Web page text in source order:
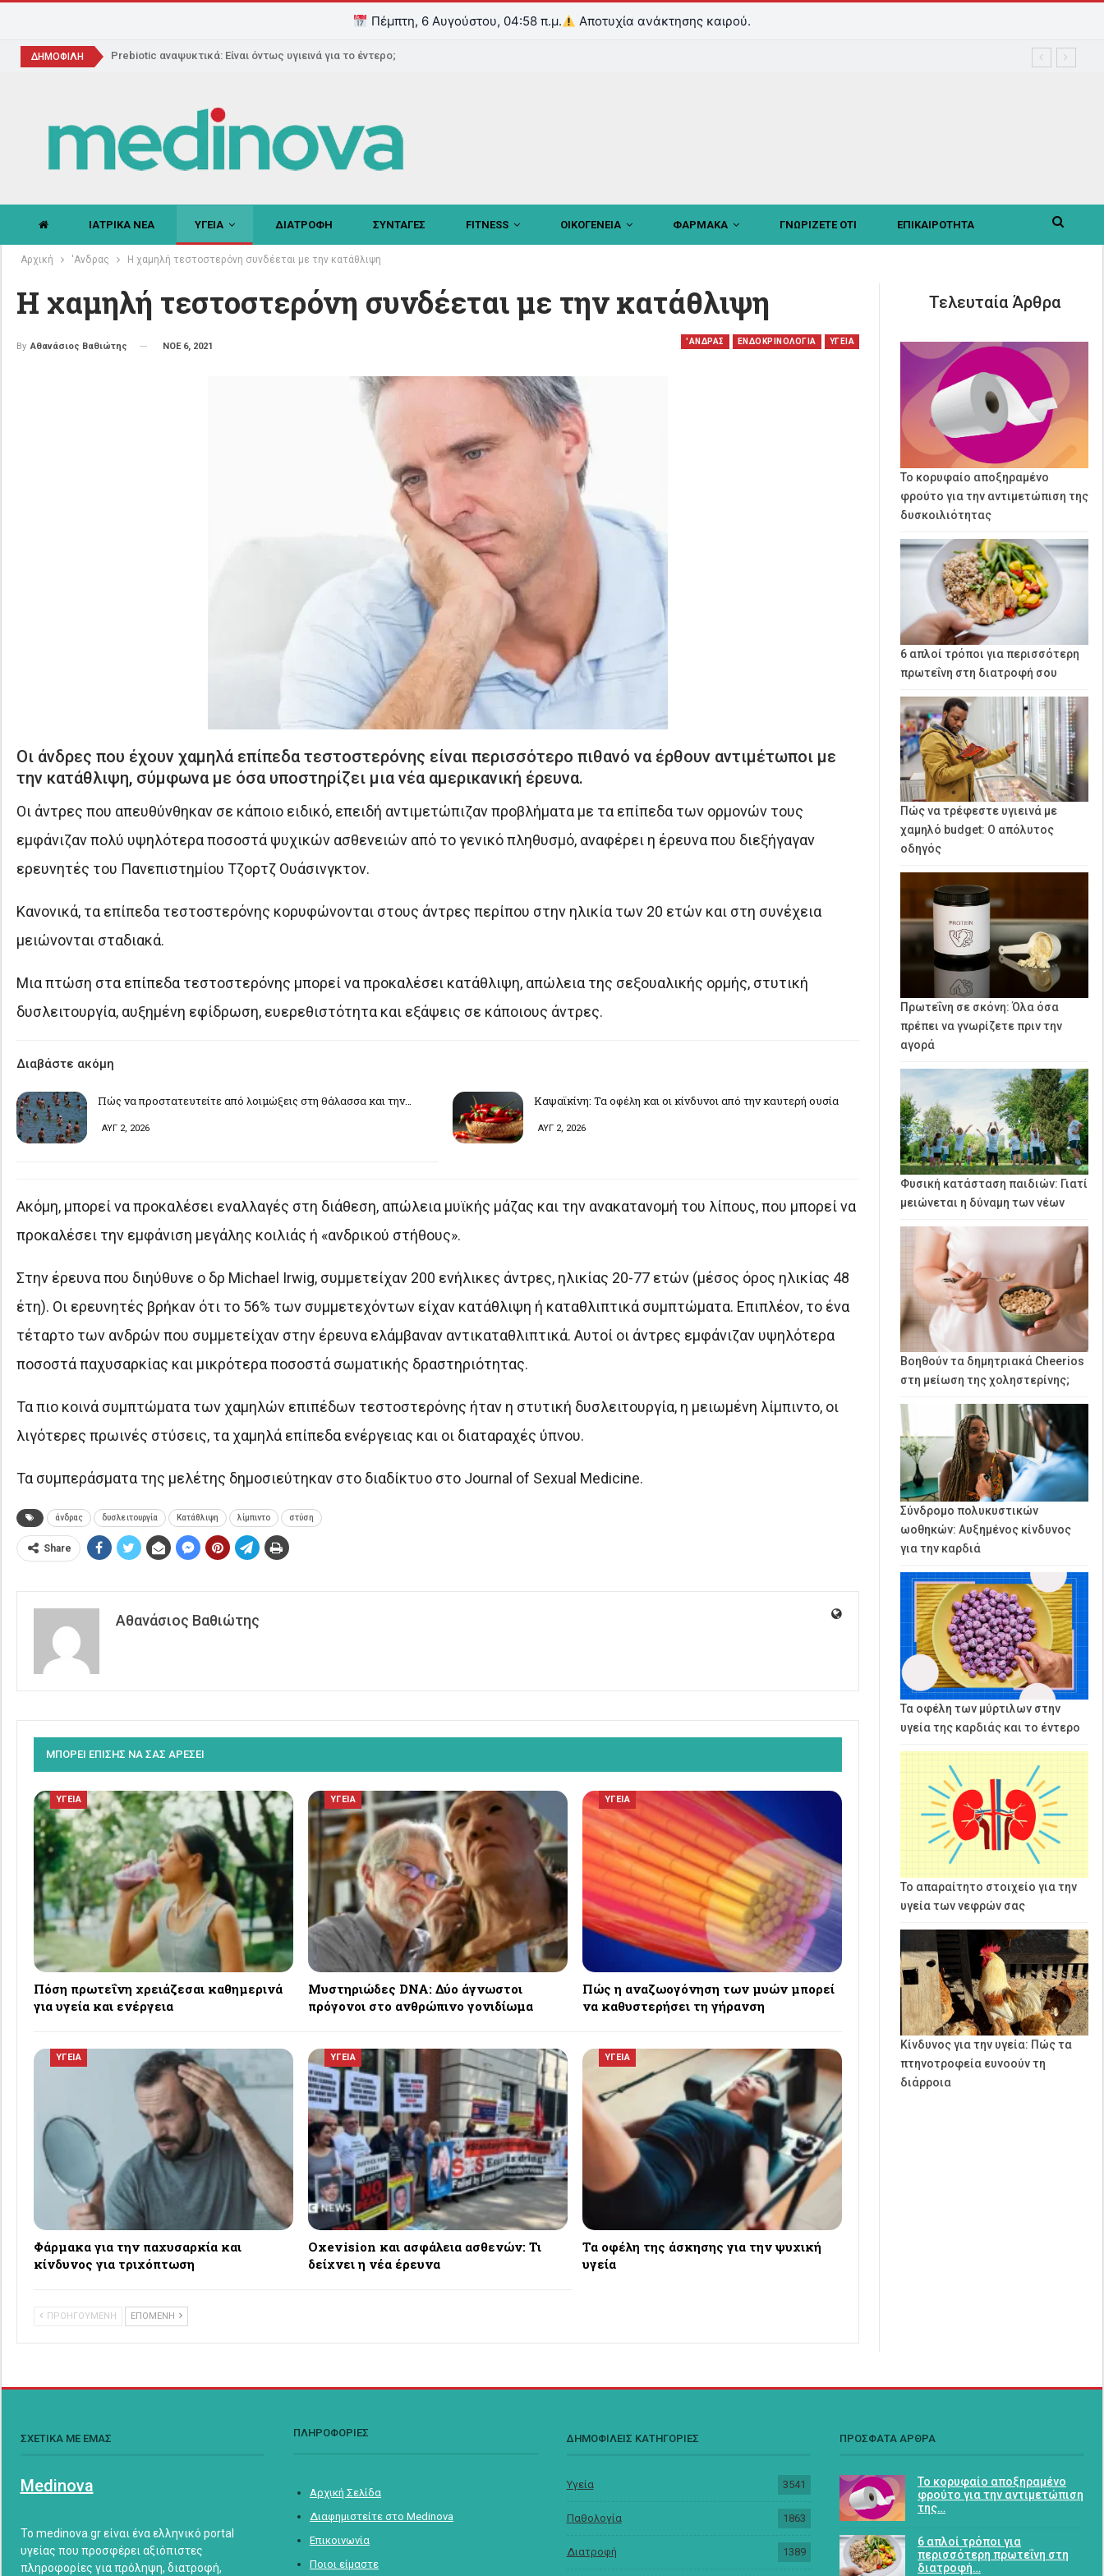
Πέμπτη, 6 Αυγούστου, 04:58 π.μ. Αποτυχία ανάκτησης καιρού.
ΔΗΜΟΦΙΛΗ Prebiotic αναψυκτικά: Είναι όντως υγιεινά για το έντερο;
ΙΑΤΡΙΚΑ ΝΕΑ ΥΓΕΙΑ ΔΙΑΤΡΟΦΗ ΣΥΝΤΑΓΕΣ FITNESS ΟΙΚΟΓΕΝΕΙΑ ΦΑΡΜΑΚΑ ΓΝΩΡΙΖΕΤΕ ΟΤΙ ΕΠΙΚΑΙΡΟΤΗΤΑ
Αρχική 'Ανδρας Η χαμηλή τεστοστερόνη συνδέεται με την κατάθλιψη
Η χαμηλή τεστοστερόνη συνδέεται με την κατάθλιψη
'ΑΝΔΡΑΣ ΕΝΔΟΚΡΙΝΟΛΟΓΙΑ ΥΓΕΙΑ
By Αθανάσιος Βαθιώτης ΝΟΕ 6, 2021
Οι άνδρες που έχουν χαμηλά επίπεδα τεστοστερόνης είναι περισσότερο πιθανό να έρθουν αντιμέτωποι με
την κατάθλιψη, σύμφωνα με όσα υποστηρίζει μια νέα αμερικανική έρευνα.
Οι άντρες που απευθύνθηκαν σε κάποιο ειδικό, επειδή αντιμετώπιζαν προβλήματα με τα επίπεδα των ορμονών τους
εμφάνιζαν πολύ υψηλότερα ποσοστά ψυχικών ασθενειών από το γενικό πληθυσμό, αναφέρει η έρευνα που διεξήγαγαν
ερευνητές του Πανεπιστημίου Τζορτζ Ουάσινγκτον.
Κανονικά, τα επίπεδα τεστοστερόνης κορυφώνονται στους άντρες περίπου στην ηλικία των 20 ετών και στη συνέχεια
μειώνονται σταδιακά.
Μια πτώση στα επίπεδα τεστοστερόνης μπορεί να προκαλέσει κατάθλιψη, απώλεια της σεξουαλικής ορμής, στυτική
δυσλειτουργία, αυξημένη εφίδρωση, ευερεθιστότητα και εξάψεις σε κάποιους άντρες.
Διαβάστε ακόμη
Πώς να προστατευτείτε από λοιμώξεις στη θάλασσα και την…
ΑΥΓ 2, 2026
Καψαϊκίνη: Τα οφέλη και οι κίνδυνοι από την καυτερή ουσία
ΑΥΓ 2, 2026
Ακόμη, μπορεί να προκαλέσει εναλλαγές στη διάθεση, απώλεια μυϊκής μάζας και την ανακατανομή του λίπους, που μπορεί να
προκαλέσει την εμφάνιση μεγάλης κοιλιάς ή «ανδρικού στήθους».
Στην έρευνα που διηύθυνε ο δρ Michael Irwig, συμμετείχαν 200 ενήλικες άντρες, ηλικίας 20-77 ετών (μέσος όρος ηλικίας 48
έτη). Οι ερευνητές βρήκαν ότι το 56% των συμμετεχόντων είχαν κατάθλιψη ή καταθλιπτικά συμπτώματα. Επιπλέον, το ένα
τέταρτο των ανδρών που συμμετείχαν στην έρευνα ελάμβαναν αντικαταθλιπτικά. Αυτοί οι άντρες εμφάνιζαν υψηλότερα
ποσοστά παχυσαρκίας και μικρότερα ποσοστά σωματικής δραστηριότητας.
Τα πιο κοινά συμπτώματα των χαμηλών επιπέδων τεστοστερόνης ήταν η στυτική δυσλειτουργία, η μειωμένη λίμπιντο, οι
λιγότερες πρωινές στύσεις, τα χαμηλά επίπεδα ενέργειας και οι διαταραχές ύπνου.
Τα συμπεράσματα της μελέτης δημοσιεύτηκαν στο διαδίκτυο στο Journal of Sexual Medicine.
άνδρας δυσλειτουργία Κατάθλιψη λίμπιντο στύση
Share
Αθανάσιος Βαθιώτης
ΜΠΟΡΕΙ ΕΠΙΣΗΣ ΝΑ ΣΑΣ ΑΡΕΣΕΙ
ΥΓΕΙΑ
Πόση πρωτεΐνη χρειάζεσαι καθημερινά
για υγεία και ενέργεια
ΥΓΕΙΑ
Μυστηριώδες DNA: Δύο άγνωστοι
πρόγονοι στο ανθρώπινο γονιδίωμα
ΥΓΕΙΑ
Πώς η αναζωογόνηση των μυών μπορεί
να καθυστερήσει τη γήρανση
ΥΓΕΙΑ
Φάρμακα για την παχυσαρκία και
κίνδυνος για τριχόπτωση
ΥΓΕΙΑ
Oxevision και ασφάλεια ασθενών: Τι
δείχνει η νέα έρευνα
ΥΓΕΙΑ
Τα οφέλη της άσκησης για την ψυχική
υγεία
ΠΡΟΗΓΟΥΜΕΝΗ ΕΠΟΜΕΝΗ
Τελευταία Άρθρα
Το κορυφαίο αποξηραμένο
φρούτο για την αντιμετώπιση της
δυσκοιλιότητας
6 απλοί τρόποι για περισσότερη
πρωτεΐνη στη διατροφή σου
Πώς να τρέφεστε υγιεινά με
χαμηλό budget: Ο απόλυτος
οδηγός
Πρωτεΐνη σε σκόνη: Όλα όσα
πρέπει να γνωρίζετε πριν την
αγορά
Φυσική κατάσταση παιδιών: Γιατί
μειώνεται η δύναμη των νέων
Βοηθούν τα δημητριακά Cheerios
στη μείωση της χοληστερίνης;
Σύνδρομο πολυκυστικών
ωοθηκών: Αυξημένος κίνδυνος
για την καρδιά
Τα οφέλη των μύρτιλων στην
υγεία της καρδιάς και το έντερο
Το απαραίτητο στοιχείο για την
υγεία των νεφρών σας
Κίνδυνος για την υγεία: Πώς τα
πτηνοτροφεία ευνοούν τη
διάρροια
ΣΧΕΤΙΚΑ ΜΕ ΕΜΑΣ
Medinova
Το medinova.gr είναι ένα ελληνικό portal
υγείας που προσφέρει αξιόπιστες
πληροφορίες για πρόληψη, διατροφή,
ΠΛΗΡΟΦΟΡΙΕΣ
Αρχική Σελίδα
Διαφημιστείτε στο Medinova
Επικοινωνία
Ποιοι είμαστε
ΔΗΜΟΦΙΛΕΙΣ ΚΑΤΗΓΟΡΙΕΣ
Υγεία 3541
Παθολογία 1863
Διατροφή 1389
ΠΡΟΣΦΑΤΑ ΑΡΘΡΑ
Το κορυφαίο αποξηραμένο
φρούτο για την αντιμετώπιση
της…
6 απλοί τρόποι για
περισσότερη πρωτεΐνη στη
διατροφή…